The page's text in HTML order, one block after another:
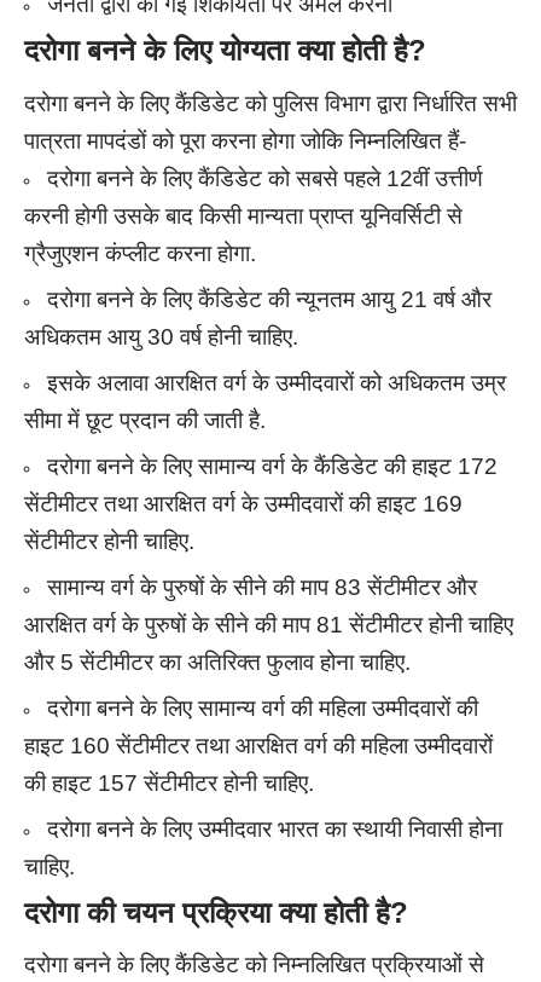
दरोगा बनने के लिए योग्यता क्या होती है?
दरोगा बनने के लिए कैंडिडेट को पुलिस विभाग द्वारा निर्धारित सभी
पात्रता मापदंडों को पूरा करना होगा जोकि निम्नलिखित हैं-
दरोगा बनने के लिए कैंडिडेट को सबसे पहले 12वीं उत्तीर्ण
करनी होगीउसके बाद किसी मान्यता प्राप्त यूनिवर्सिटी से
ग्रैजुएशन कंप्लीट करना होगा.
दरोगा बनने के लिए कैंडिडेट की न्यूनतम आयु 21 वर्ष और
अधिकतम आयु 30 वर्ष होनी चाहिए.
इसके अलावा आरक्षित वर्ग के उम्मीदवारों को अधिकतम उम्र
सीमा में छूट प्रदान की जाती है.
दरोगा बनने के लिए सामान्य वर्ग के कैंडिडेट की हाइट 172
सेंटीमीटर तथा आरक्षित वर्ग के उम्मीदवारों की हाइट 169
सेंटीमीटर होनी चाहिए.
सामान्य वर्ग के पुरुषों के सीने की माप 83 सेंटीमीटर और
आरक्षित वर्ग के पुरुषों के सीने की माप 81 सेंटीमीटर होनी चाहिए
और 5 सेंटीमीटर का अतिरिक्त फुलाव होना चाहिए.
दरोगा बनने के लिए सामान्य वर्ग की महिला उम्मीदवारों की
हाइट 160 सेंटीमीटर तथा आरक्षित वर्ग की महिला उम्मीदवारों
की हाइट 157 सेंटीमीटर होनी चाहिए.
दरोगा बनने के लिए उम्मीदवार भारत का स्थायी निवासी होना
चाहिए.
दरोगाकी चयन प्रक्रिया क्या होती है?
दरोगा बनने के लिए कैंडिडेट को निम्नलिखित प्रक्रियाओं से